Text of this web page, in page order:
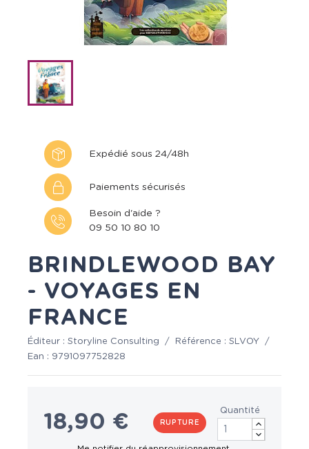
Expédié sous 24/48h
Paiements sécurisés
Besoin d'aide ?
09 50 10 80 10
BRINDLEWOOD BAY
- VOYAGES EN
FRANCE
Éditeur : Storyline Consulting / Référence : SLVOY
/
Ean : 9791097752828
18,90 € RUPTURE
Quantité